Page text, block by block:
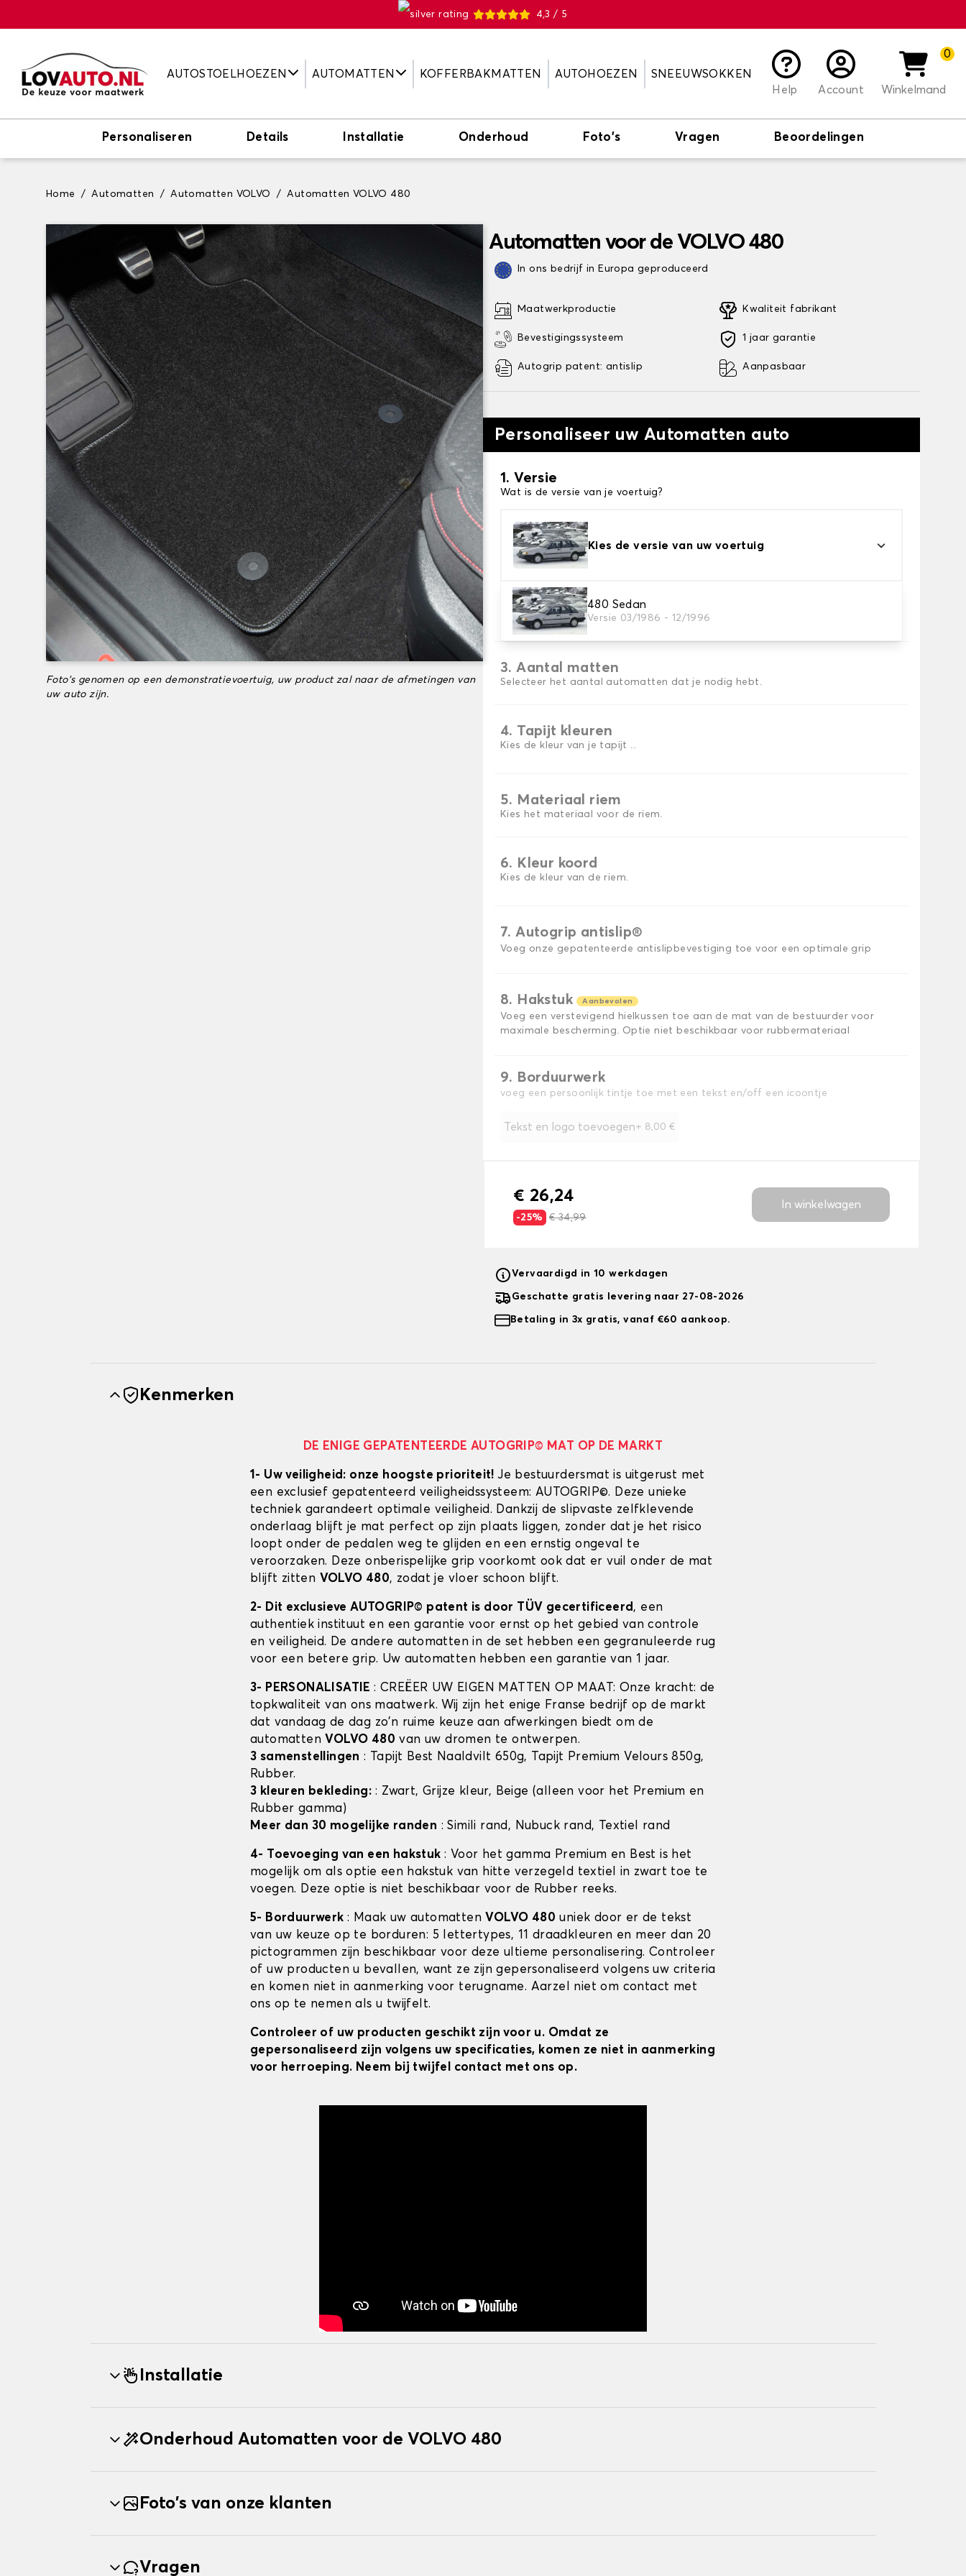
4,3 / 5
AUTOSTOELHOEZEN AUTOMATTEN KOFFERBAKMATTEN AUTOHOEZEN
SNEEUWSOKKEN
Help
Account
0
Winkelmand
Personaliseren Details Installatie Onderhoud Foto's Vragen Beoordelingen
Home Automatten Automatten VOLVO Automatten VOLVO 480
Foto's genomen op een demonstratievoertuig, uw product zal naar de afmetingen van
uw auto zijn.
Automatten voor de VOLVO 480
In ons bedrijf in Europa geproduceerd
Maatwerkproductie
Bevestigingssysteem
Autogrip patent: antislip
Kwaliteit fabrikant
1 jaar garantie
Aanpasbaar
Personaliseer uw Automatten auto
1. Versie
Wat is de versie van je voertuig?
Kies de versie van uw voertuig
480 Sedan
Versie 03/1986 - 12/1996
2. Materiaal
Kies het materiaal van uw automatten
3. Aantal matten
Selecteer het aantal automatten dat je nodig hebt.
4. Tapijt kleuren
Kies de kleur van je tapijt ..
5. Materiaal riem
Kies het materiaal voor de riem.
6. Kleur koord
Kies de kleur van de riem.
7. Autogrip antislip®
Voeg onze gepatenteerde antislipbevestiging toe voor een optimale grip
8. Hakstuk Aanbevolen
Voeg een verstevigend hielkussen toe aan de mat van de bestuurder voor
maximale bescherming. Optie niet beschikbaar voor rubbermateriaal
9. Borduurwerk
voeg een persoonlijk tintje toe met een tekst en/off een icoontje
Tekst en logo toevoegen+ 8,00 €
€ 26,24
-25% € 34,99
In winkelwagen
Vervaardigd in 10 werkdagen
Geschatte gratis levering naar 27-08-2026
Betaling in 3x gratis, vanaf €60 aankoop.
Kenmerken
DE ENIGE GEPATENTEERDE AUTOGRIP© MAT OP DE MARKT
1- Uw veiligheid: onze hoogste prioriteit!Je bestuurdersmat is uitgerust met
een exclusief gepatenteerd veiligheidssysteem: AUTOGRIP©. Deze unieke
techniek garandeert optimale veiligheid. Dankzij de slipvaste zelfklevende
onderlaag blijft je mat perfect op zijn plaats liggen, zonder dat je het risico
loopt onder de pedalen weg te glijden en een ernstig ongeval te
veroorzaken. Deze onberispelijke grip voorkomt ook dat er vuil onder de mat
blijft zitten VOLVO 480, zodat je vloer schoon blijft.
2- Dit exclusieve AUTOGRIP© patent is door TÜV gecertificeerd, een
authentiek instituut en een garantie voor ernst op het gebied van controle
en veiligheid. De andere automatten in de set hebben een gegranuleerde rug
voor een betere grip. Uw automatten hebben een garantie van 1 jaar.
3- PERSONALISATIE: CREËER UW EIGEN MATTEN OP MAAT: Onze kracht: de
topkwaliteit van ons maatwerk. Wij zijn het enige Franse bedrijf op de markt
dat vandaag de dag zo'n ruime keuze aan afwerkingen biedt om de
automatten VOLVO 480 van uw dromen te ontwerpen.
3 samenstellingen : Tapijt Best Naaldvilt 650g, Tapijt Premium Velours 850g,
Rubber.
3 kleuren bekleding: : Zwart, Grijze kleur, Beige (alleen voor het Premium en
Rubber gamma)
Meer dan 30 mogelijke randen : Simili rand, Nubuck rand, Textiel rand
4- Toevoeging van een hakstuk : Voor het gamma Premium en Best is het
mogelijk om als optie een hakstuk van hitte verzegeld textiel in zwart toe te
voegen. Deze optie is niet beschikbaar voor de Rubber reeks.
5- Borduurwerk : Maak uw automatten VOLVO 480 uniek door er de tekst
van uw keuze op te borduren: 5 lettertypes, 11 draadkleuren en meer dan 20
pictogrammen zijn beschikbaar voor deze ultieme personalisering. Controleer
of uw producten u bevallen, want ze zijn gepersonaliseerd volgens uw criteria
en komen niet in aanmerking voor terugname. Aarzel niet om contact met
ons op te nemen als u twijfelt.
Controleer of uw producten geschikt zijn voor u. Omdat ze
gepersonaliseerd zijn volgens uw specificaties, komen ze niet in aanmerking
voor herroeping. Neem bij twijfel contact met ons op.
Installatie
Onderhoud Automatten voor de VOLVO 480
Foto's van onze klanten
Vragen